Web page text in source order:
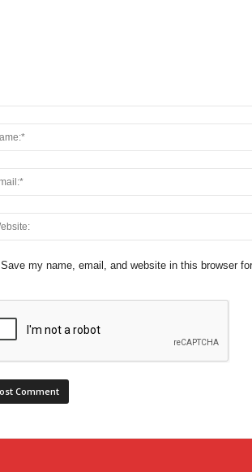
Save my name, email, and website in this browser